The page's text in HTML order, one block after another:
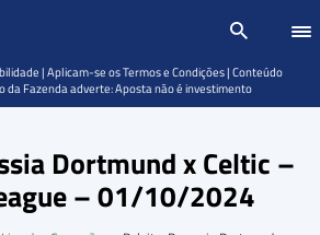
Dortmund x Celtic –
– 01/10/2024
| Aplicam-se os Termos e Condições | Conteúdo
da Fazenda adverte: Aposta não é investimento